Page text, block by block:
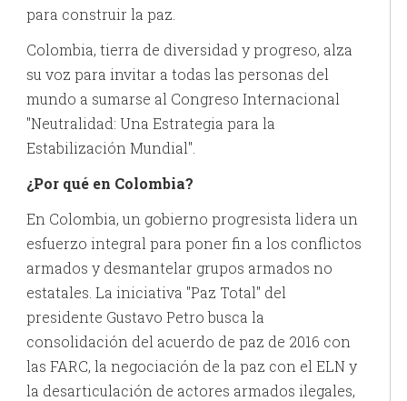
para construir la paz.
Colombia, tierra de diversidad y progreso, alza
su voz para invitar a todas las personas del
mundo a sumarse al Congreso Internacional
"Neutralidad: Una Estrategia para la
Estabilización Mundial".
¿Por qué en Colombia?
En Colombia, un gobierno progresista lidera un
esfuerzo integral para poner fin a los conflictos
armados y desmantelar grupos armados no
estatales. La iniciativa "Paz Total" del
presidente Gustavo Petro busca la
consolidación del acuerdo de paz de 2016 con
las FARC, la negociación de la paz con el ELN y
la desarticulación de actores armados ilegales,